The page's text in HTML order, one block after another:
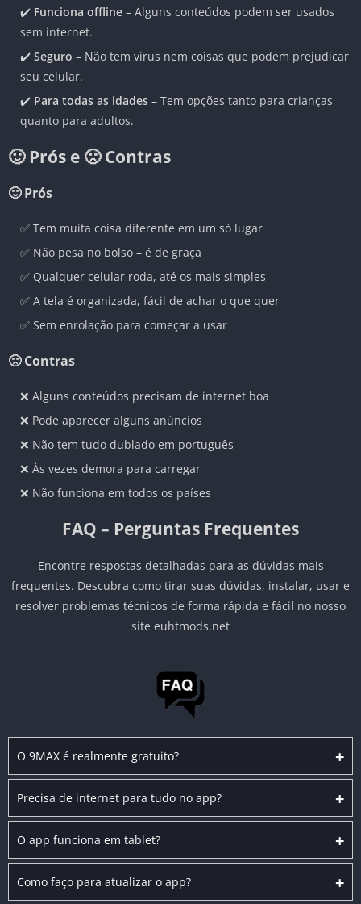
✔️ Funciona offline – Alguns conteúdos podem ser usados
sem internet.
✔️ Seguro – Não tem vírus nem coisas que podem prejudicar
seu celular.
✔️ Para todas as idades – Tem opções tanto para crianças
quanto para adultos.
🙂 Prós e 🙁 Contras
🙂 Prós
✅ Tem muita coisa diferente em um só lugar
✅ Não pesa no bolso – é de graça
✅ Qualquer celular roda, até os mais simples
✅ A tela é organizada, fácil de achar o que quer
✅ Sem enrolação para começar a usar
🙁 Contras
❌ Alguns conteúdos precisam de internet boa
❌ Pode aparecer alguns anúncios
❌ Não tem tudo dublado em português
❌ Às vezes demora para carregar
❌ Não funciona em todos os países
FAQ – Perguntas Frequentes
Encontre respostas detalhadas para as dúvidas mais
frequentes. Descubra como tirar suas dúvidas, instalar, usar e
resolver problemas técnicos de forma rápida e fácil no nosso
site euhtmods.net
+
O 9MAX é realmente gratuito?
+
Precisa de internet para tudo no app?
+
O app funciona em tablet?
+
Como faço para atualizar o app?